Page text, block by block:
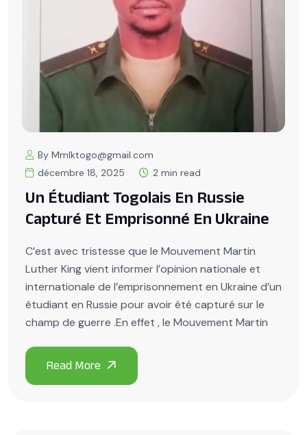
By Mmlktogo@gmail.com
décembre 18, 2025
2 min read
Un Étudiant Togolais En Russie
Capturé Et Emprisonné En Ukraine
C’est avec tristesse que le Mouvement Martin
Luther King vient informer l’opinion nationale et
internationale de l’emprisonnement en Ukraine d’un
étudiant en Russie pour avoir été capturé sur le
champ de guerre .En effet , le Mouvement Martin